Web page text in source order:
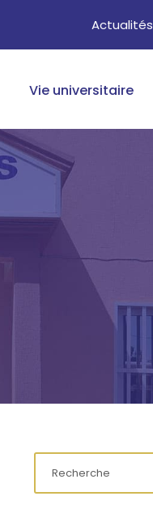
Actualités
Vie universitaire